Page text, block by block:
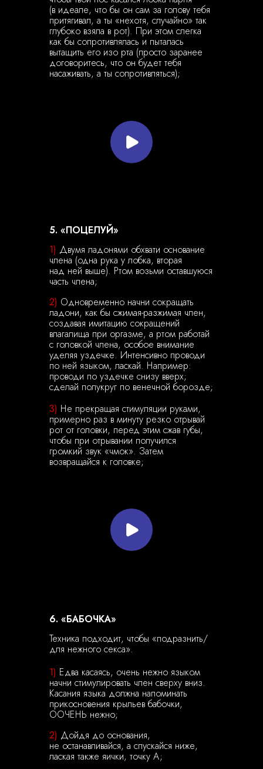
(в идеале, что бы он сам за голову тебя
притягивал, а ты «нехотя, случайно» так
глубоко взяла в рот). При этом слегка
как бы сопротивлялась и пыталась
вытащить его изо рта (просто заранее
договоритесь, что он будет тебя
насаживать, а ты сопротивляться);
5. «ПОЦЕЛУЙ»
1) Двумя ладонями обхвати основание
члена (одна рука у лобка, вторая
над ней выше). Ртом возьми оставшуюся
часть члена;
2) Одновременно начни сокращать
ладони, как бы сжимая-разжимая член,
создавая имитацию сокращений
влагалища при оргазме, а ртом работай
с головкой члена, особое внимание
уделяя уздечке. Интенсивно проводи
по ней языком, ласкай. Например:
проводи по уздечке снизу вверх;
сделай полукруг по венечной борозде;
3) Не прекращая стимуляции руками,
примерно раз в минуту резко отрывай
рот от головки, перед этим сжав губы,
чтобы при отрывании получился
громкий звук «чмок». Затем
возвращайся к головке;
6. «БАБОЧКА»
Техника подходит, чтобы «подразнить/
для нежного секса».
1) Едва касаясь, очень нежно языком
начни стимулировать член сверху вниз.
Касания языка должна напоминать
прикосновения крыльев бабочки,
ООЧЕНЬ нежно;
2) Дойдя до основания,
не останавливайся, а спускайся ниже,
лаская также яички, точку А;